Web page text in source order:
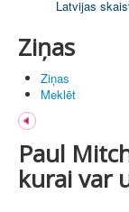
Latvijas
Ziņas
Ziņas
Meklēt
Paul
kurai var